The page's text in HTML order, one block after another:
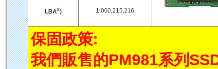
LBA2) 1,000,215,216
保固政策:
我們販售的PM981系列